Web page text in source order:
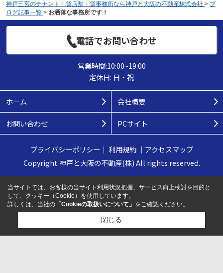
神戸三宮のテナント・貸店舗・貸事務所なら神戸と大阪の不動産株式会社 > ブ
ログ記事一覧 > お洒落な事務所です！
電話でお問い合わせ
営業時間:10:00~19:00
定休日: 日・祝
ホーム 会社概要
お問い合わせ PCサイト
プライバシーポリシー ｜ 利用規約｜ アクセスマップ
Copyright 神戸と大阪の不動産(株) All rights reserved.
当サイトでは、お客様の当サイト利用状況把握、サービス向上検討を目的と
して、クッキー（Cookie）を使用しています。
詳しくは、当社の 「Cookieの取扱いについて」 をご確認ください。
閉じる